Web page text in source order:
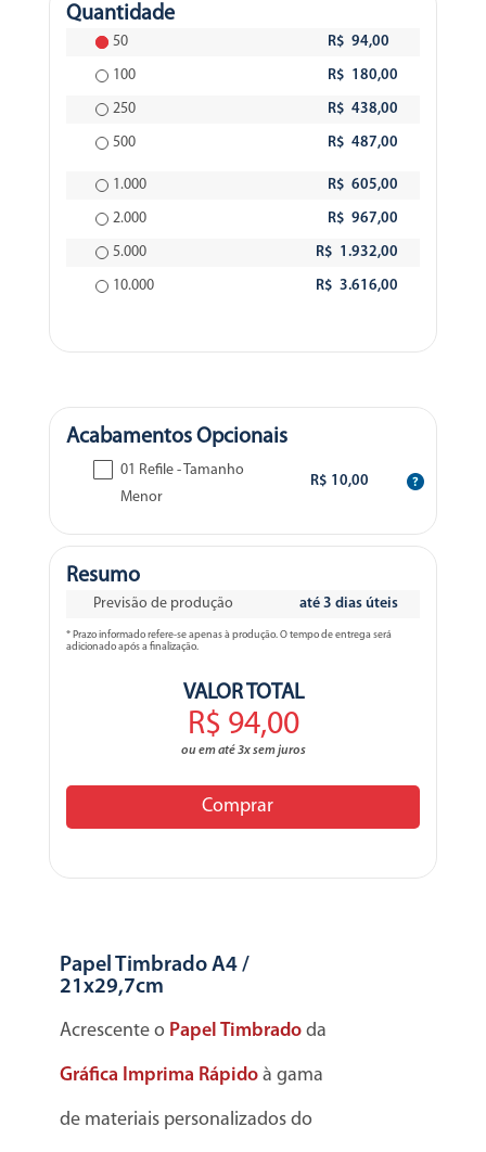
Quantidade
50 R$ 94,00
100 R$ 180,00
250 R$ 438,00
500 R$ 487,00
1.000 R$ 605,00
2.000 R$ 967,00
5.000 R$ 1.932,00
10.000 R$ 3.616,00
Acabamentos Opcionais
01 Refile - Tamanho
Menor
R$ 10,00
Resumo
Previsão de produção até 3 dias úteis
* Prazo informado refere-se apenas à produção. O tempo de entrega será
adicionado após a finalização.
VALOR TOTAL
R$ 94,00
ou em até 3x sem juros
Comprar
Papel Timbrado A4 /
21x29,7cm
Acrescente o Papel Timbrado da
Gráfica Imprima Rápido à gama
de materiais personalizados do